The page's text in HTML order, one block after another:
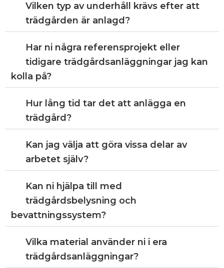
Vilken typ av underhåll krävs efter att
trädgården är anlagd?
Har ni några referensprojekt eller
tidigare trädgårdsanläggningar jag kan
kolla på?
Hur lång tid tar det att anlägga en
trädgård?
Kan jag välja att göra vissa delar av
arbetet själv?
Kan ni hjälpa till med
trädgårdsbelysning och
bevattningssystem?
Vilka material använder ni i era
trädgårdsanläggningar?